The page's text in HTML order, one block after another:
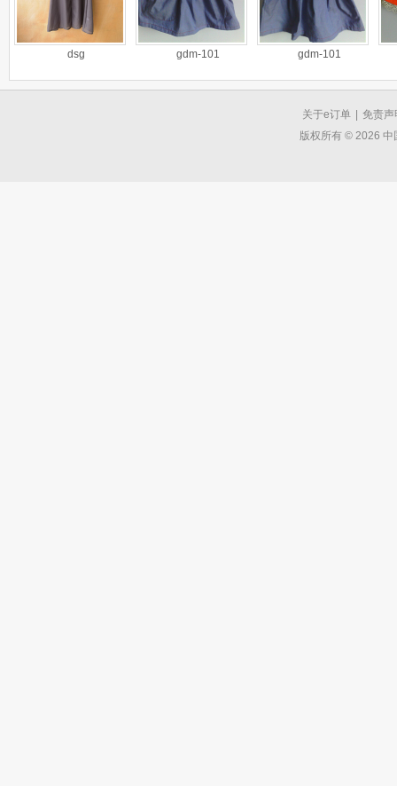
dsg gdm-101 gdm-101
关于e订单
免责声
版权所有 © 2026